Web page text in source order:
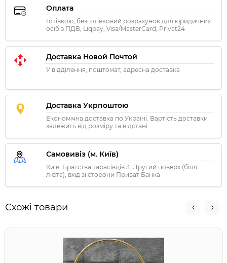
Оплата
Готівкою, безготівковий розрахунок для юридичних
осіб з ПДВ, Liqpay, Visa/MasterCard, Privat24
Доставка Новой Почтой
У відділення, поштомат, адресна доставка
Доставка Укрпоштою
Економічна доставка по Україні. Вартість доставки
залежить від розміру та відстані.
Самовивіз (м. Київ)
Київ. Братства тарасівців 3. Другий поверх (біля
ліфта), вхід зі сторони Приват Банка
Схожі товари